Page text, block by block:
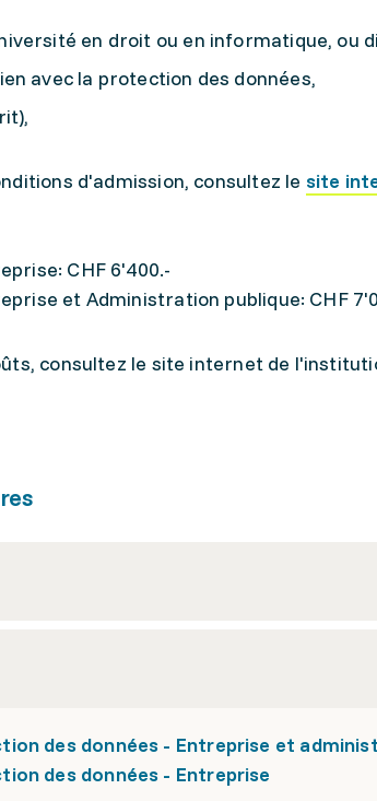
en droit ou en informatique, ou
avec la protection des données,
d'admission, consultez le site
CHF 6'400.-
et Administration publique: CHF
consultez le site internet de
des données - Entreprise et
des données - Entreprise